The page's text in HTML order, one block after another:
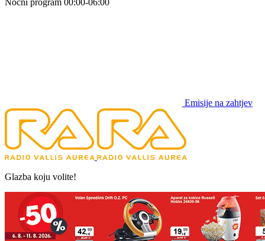
Emisije na zahtjev
Glazba koju volite!